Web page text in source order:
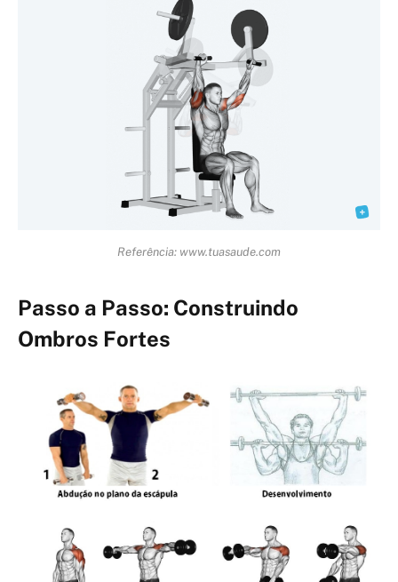
Referência: www.tuasaude.com
Passo a Passo: Construindo
Ombros Fortes